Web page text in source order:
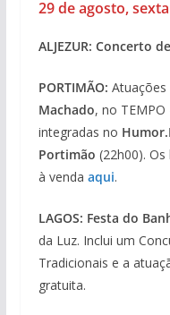
29 de agosto,
ALJEZUR: Concerto
PORTIMÃO: Atuações
Machado, no
integradas no
Portimão (22h00).
à venda aqui.
LAGOS: Festa do
da Luz. Inclui um
Tradicionais e a
gratuita.